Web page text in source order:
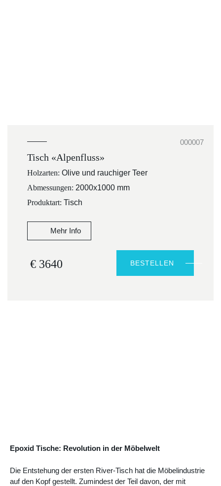
000007
Tisch «Alpenfluss»
Holzarten: Olive und rauchiger Teer
Abmessungen: 2000x1000 mm
Produktart: Tisch
Mehr Info
€ 3640 BESTELLEN
Epoxid Tische: Revolution in der Möbelwelt
Die Entstehung der ersten River-Tisch hat die Möbelindustrie
auf den Kopf gestellt. Zumindest der Teil davon, der mit